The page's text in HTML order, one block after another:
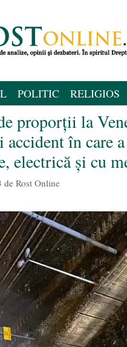
POLITIC RELIGIOS
proporții la
accident în care
electrică și cu
de Rost Online